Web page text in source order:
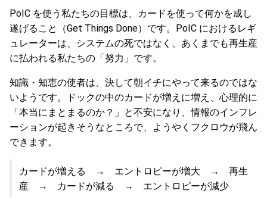
PoIC を使う私たちの目標は、カードを使って何かを成し
遂げること（Get Things Done）です。PoIC におけるレギ
ュレーターは、システムの死ではなく、あくまでも再生産
に払われる私たちの「努力」です。
知識・知恵の使者は、決して朝イチにやって来るのではな
いようです。ドックの中のカードが増えに増え、心理的に
「本当にまとまるのか？」と不安になり、情報のインフレ
ーションが起きそうなところで、ようやくフクロウが飛ん
できます。
カードが増える → エントロピーが増大 → 再生
産 → カードが減る → エントロピーが減少